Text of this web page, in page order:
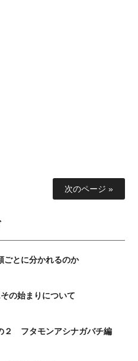
次のページ »
ごとに分かれるのか
の始まりについて
２ フタモンアシナガバチ編